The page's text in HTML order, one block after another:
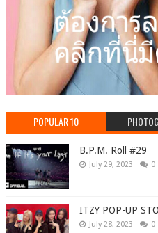
POPULAR 10
B.P.M. Roll #29
July 29, 2023 0
ITZY POP-UP
July 28, 2023 0